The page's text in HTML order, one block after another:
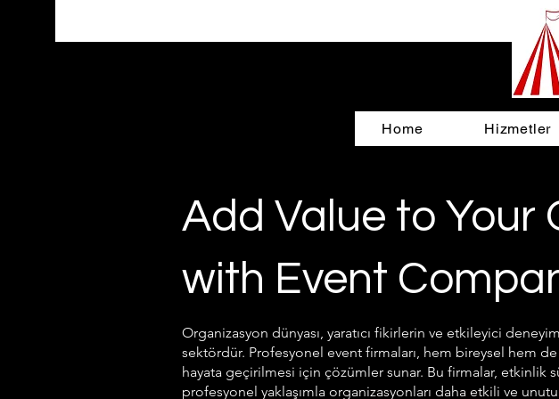
Home Hizmetler
Add Value to Your
with Event
Organizasyon dünyası, yaratıcı fikirlerin ve etkileyici
sektördür. Profesyonel event firmaları, hem bireysel hem
hayata geçirilmesi için çözümler sunar. Bu firmalar, etkinlik
profesyonel yaklaşımla organizasyonları daha etkili ve